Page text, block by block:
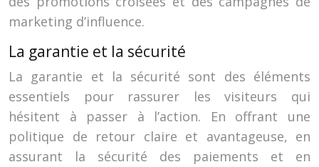
marketing d’influence.
La garantie et la sécurité
La garantie et la sécurité sont des éléments
essentiels pour rassurer les visiteurs qui
hésitent à passer à l’action. En offrant une
politique de retour claire et avantageuse, en
assurant la sécurité des paiements et en